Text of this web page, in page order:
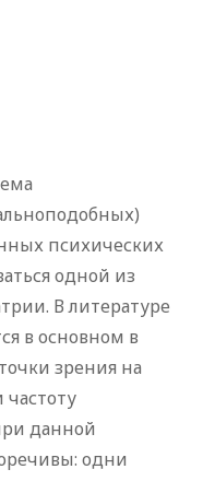
психических
одной из
В литературе
в основном в
зрения на
данной
одни